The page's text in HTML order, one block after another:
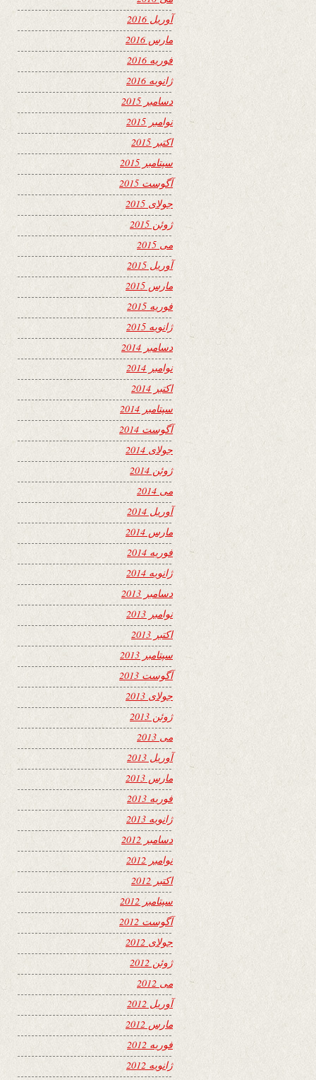
آوریل 2016
مارس 2016
فوریه 2016
ژانویه 2016
دسامبر 2015
نوامبر 2015
اکتبر 2015
سپتامبر 2015
آگوست 2015
جولای 2015
ژوئن 2015
می 2015
آوریل 2015
مارس 2015
فوریه 2015
ژانویه 2015
دسامبر 2014
نوامبر 2014
اکتبر 2014
سپتامبر 2014
آگوست 2014
جولای 2014
ژوئن 2014
می 2014
آوریل 2014
مارس 2014
فوریه 2014
ژانویه 2014
دسامبر 2013
نوامبر 2013
اکتبر 2013
سپتامبر 2013
آگوست 2013
جولای 2013
ژوئن 2013
می 2013
آوریل 2013
مارس 2013
فوریه 2013
ژانویه 2013
دسامبر 2012
نوامبر 2012
اکتبر 2012
سپتامبر 2012
آگوست 2012
جولای 2012
ژوئن 2012
می 2012
آوریل 2012
مارس 2012
فوریه 2012
ژانویه 2012